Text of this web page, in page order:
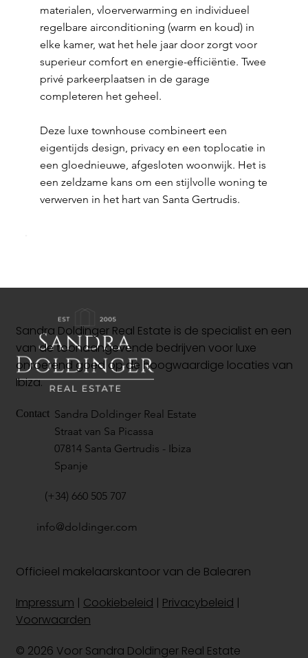
materialen, vloerverwarming en individueel
regelbare airconditioning (warm en koud) in
elke kamer, wat het hele jaar door zorgt voor
superieur comfort en energie-efficiëntie. Twee
privé parkeerplaatsen in de garage
completeren het geheel.
Deze luxe townhouse combineert een
eigentijds design, privacy en een toplocatie in
een gloednieuwe, afgesloten woonwijk. Het is
een zeldzame kans om een stijlvolle woning te
verwerven in het hart van Santa Gertrudis.
Sandra Doldinger Real Estate is de specialist en een
van de toonaangevende bedrijven voor luxe
onroerend goed op de hoogwaardige locaties van
Ibiza.
Officieel makelaarskantoor van de Balearen
© 2026 Voor Sandra Doldinger Real Estate
Contact Sandra Doldinger Real Estate
Straat van Sa Picassa
07814 Santa Gertrudis - Ibiza
Spanje
Impressum | Cookiebeleid | Privacybeleid |
Voorwaarden
(+34) 660 505 707
info@doldinger.com